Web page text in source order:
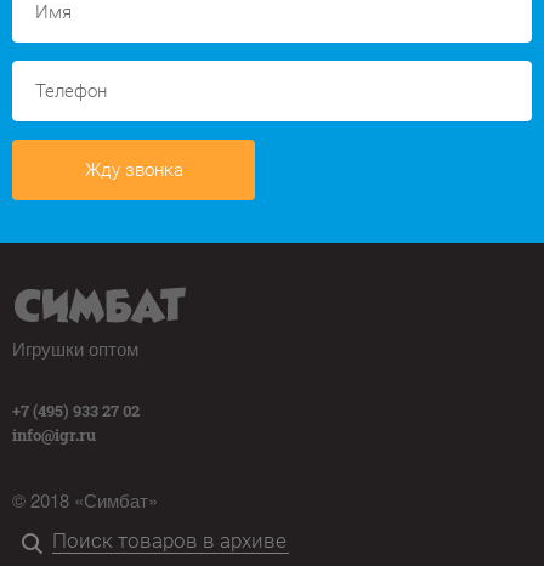
Жду звонка
Игрушки оптом
+7 (495) 933 27 02
info@igr.ru
© 2018 «Симбат»